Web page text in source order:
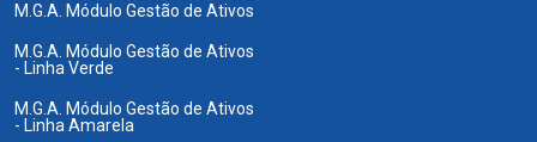
M.G.A. Módulo Gestão de Ativos
M.G.A. Módulo Gestão de Ativos
- Linha Verde
M.G.A. Módulo Gestão de Ativos
- Linha Amarela